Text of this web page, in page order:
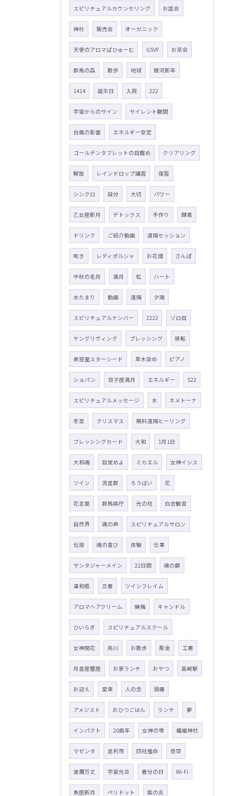
スピリチュアルカウンセリング お話会
神社 販売会 オーガニック
天使のアロマぱひゅーむ GSVF お茶会
群馬の森 散歩 地球 銀河新年
1414 誕生日 入院 222
宇宙からのサイン サイレント期間
台風の影響 エネルギー安定
ゴールデンタブレットの目醒め クリアリング
解放 レインドロップ講習 復習
シンクロ 自分 大切 パワー
乙女座新月 デトックス 手作り 酵素
ドリンク ご紹介動画 遠隔セッション
呟き レディポルシャ お花畑 さんぽ
中秋の名月 満月 虹 ハート
水たまり 動画 遠隔 夕陽
スピリチュアルナンバー 2222 ゾロ目
ヤングリヴィング プレッシング 移転
美容室スターシード 草木染め ピアノ
ショパン 双子座満月 エネルギー 522
スピリチュアルメッセージ 木 ネメトーナ
冬至 クリスマス 無料遠隔ヒーリング
ブレッシングカード 大和 1月1日
大和魂 目覚めよ ミカエル 女神イシス
ツイン 流星群 ろうばい 花
花言葉 群馬県庁 光の柱 白衣観音
自然界 魂の声 スピリチュアルサロン
伝授 魂の喜び 体験 仕事
サンタジャーメイン 22日間 魂の癖
違和感 立春 ツインフレイム
アロマヘアクリーム 蝋梅 キャンドル
ひいらぎ スピリチュアルスクール
女神開花 烏川 お散歩 彫金 工房
月星座蟹座 お家ランチ おやつ 高崎駅
お迎え 愛車 人の念 頭痛
アメジスト おひつごはん ランチ 夢
インパクト 20周年 女神の雫 織姫神社
マゼンタ 足利市 四柱推命 悟空
波瀾万丈 宇宙元旦 春分の日 Wi-Fi
魚座新月 ペリドット 紫の炎